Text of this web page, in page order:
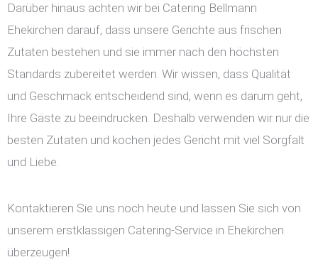
Darüber hinaus achten wir bei Catering Bellmann
Ehekirchen darauf, dass unsere Gerichte aus frischen
Zutaten bestehen und sie immer nach den höchsten
Standards zubereitet werden. Wir wissen, dass Qualität
und Geschmack entscheidend sind, wenn es darum geht,
Ihre Gäste zu beeindrucken. Deshalb verwenden wir nur die
besten Zutaten und kochen jedes Gericht mit viel Sorgfalt
und Liebe.
Kontaktieren Sie uns noch heute und lassen Sie sich von
unserem erstklassigen Catering-Service in Ehekirchen
überzeugen!